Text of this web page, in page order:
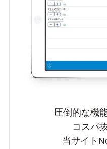
圧倒的な機
コスパ
当サイト